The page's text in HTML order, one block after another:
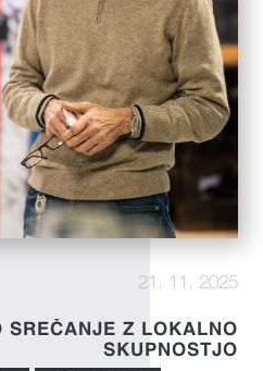
21. 11. 2025
SREČANJE Z LOKALNO
SKUPNOSTJO